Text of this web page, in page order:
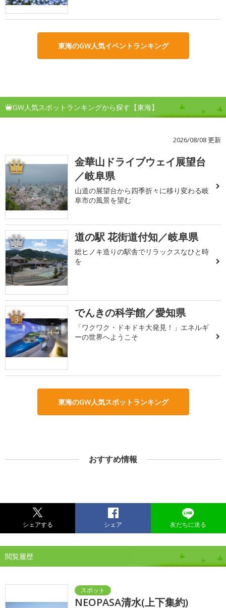
東海のGW人気イベントランキング
GW人気スポットランキングから探す【東海】
2026/08/08 更新
1
金華山ドライブウェイ展望台
／岐阜県
山道の展望台から四季折々に移り変わる岐
阜市の風景を望む
2 道の駅 花街道付知／岐阜県
総ヒノキ造りの駅舎でリラックスなひと時
を
3 でんきの科学館／愛知県
「ワクワク・ドキドキ大発見！」エネルギ
ーの世界へようこそ
東海のGW人気スポットランキング
おすすめ情報
シェアする シェア 友だちに送る
閲覧履歴
NEOPASA清水(上下集約)